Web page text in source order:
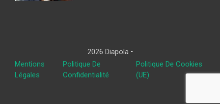
2026 Diapola •
Mentions
Légales
Politique De
Confidentialité
Politique De Cookies
(UE)